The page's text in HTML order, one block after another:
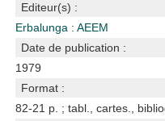
Editeur(s) :
Erbalunga : AEEM
Date de publication :
1979
Format :
82-21 p. ; tabl., cartes.,